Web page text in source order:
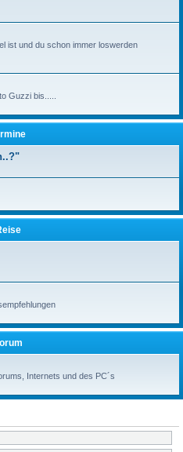
ist und du schon immer loswerden
Guzzi bis.....
Internets und des PC´s